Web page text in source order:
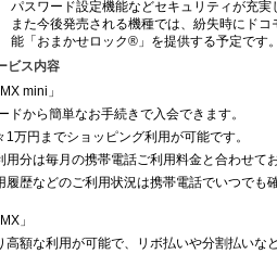
パスワード設定機能などセキュリティが充実
また今後発売される機種では、紛失時にド
能「おまかせロック®」を提供する予定です
ビス内容
mini」
ドから簡単なお手続きで入会できます。
1万円までショッピング利用が可能です。
用分は毎月の携帯電話ご利用料金と合わせて
履歴などのご利用状況は携帯電話でいつでも
」
高額な利用が可能で、リボ払いや分割払いな